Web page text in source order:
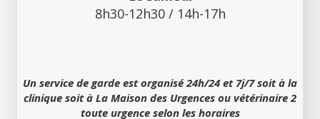
8h30-12h30 / 14h-17h
Un service de garde est organisé 24h/24 et 7j/7 soit à la
clinique soit à La Maison des Urgences ou vétérinaire 2
toute urgence selon les horaires